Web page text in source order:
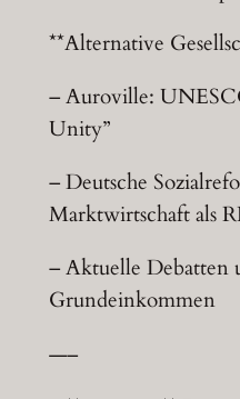
**Alternative
– Auroville:
Unity”
– Deutsche
Marktwirtschaft als
– Aktuelle Debatten
Grundeinkommen
—–